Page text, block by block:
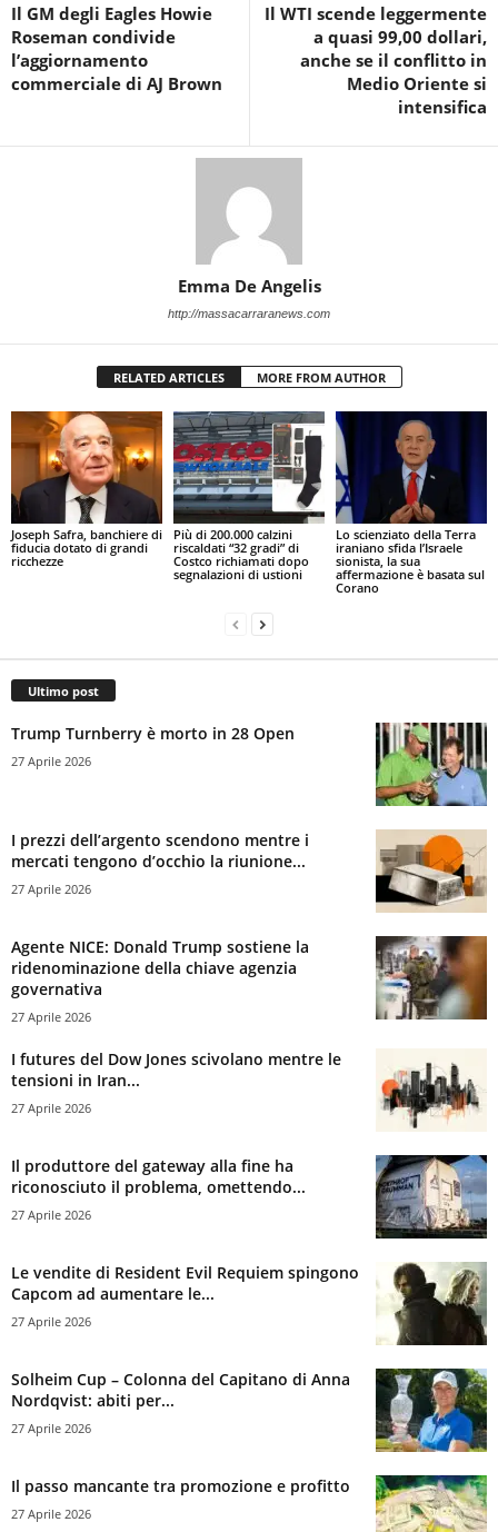
Il GM degli Eagles Howie
Roseman condivide
l’aggiornamento
commerciale di AJ Brown
Il WTI scende leggermente
a quasi 99,00 dollari,
anche se il conflitto in
Medio Oriente si
intensifica
Emma De Angelis
http://massacarraranews.com
RELATED ARTICLES MORE FROM AUTHOR
Joseph Safra, banchiere di
fiducia dotato di grandi
ricchezze
Più di 200.000 calzini
riscaldati “32 gradi” di
Costco richiamati dopo
segnalazioni di ustioni
Lo scienziato della Terra
iraniano sfida l’Israele
sionista, la sua
affermazione è basata sul
Corano
Ultimo post
Trump Turnberry è morto in 28 Open
27 Aprile 2026
I prezzi dell’argento scendono mentre i
mercati tengono d’occhio la riunione...
27 Aprile 2026
Agente NICE: Donald Trump sostiene la
ridenominazione della chiave agenzia
governativa
27 Aprile 2026
I futures del Dow Jones scivolano mentre le
tensioni in Iran...
27 Aprile 2026
Il produttore del gateway alla fine ha
riconosciuto il problema, omettendo...
27 Aprile 2026
Le vendite di Resident Evil Requiem spingono
Capcom ad aumentare le...
27 Aprile 2026
Solheim Cup – Colonna del Capitano di Anna
Nordqvist: abiti per...
27 Aprile 2026
Il passo mancante tra promozione e profitto
27 Aprile 2026